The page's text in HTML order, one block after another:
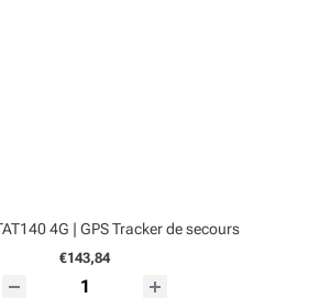
4G | GPS Tracker de secours
€143,84